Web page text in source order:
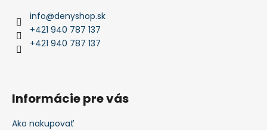
info@denyshop.sk
+421 940 787 137
+421 940 787 137
Informácie pre vás
Ako nakupovať